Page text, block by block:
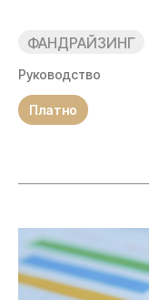
ФАНДРАЙЗИНГ
Руководство
Платно